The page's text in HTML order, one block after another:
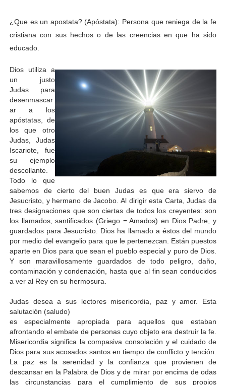
¿Que es un apostata? (Apóstata): Persona que reniega de la fe
cristiana con sus hechos o de las creencias en que ha sido
educado.
Dios utiliza a
un justo
Judas para
desenmascar
ar a los
apóstatas, de
los queotro
Judas, Judas
Iscariote, fue
su ejemplo
descollante.
Todo lo que
sabemos de cierto del buen Judas es que era siervo de
Jesucristo, y hermano de Jacobo. Al dirigir esta Carta, Judas da
tres designaciones que son ciertas de todos los creyentes: son
los llamados, santificados (Griego = Amados) en Dios Padre, y
guardados para Jesucristo. Dios ha llamado a éstos del mundo
por medio del evangelio para que le pertenezcan. Están puestos
aparte en Dios para que sean el pueblo especial y puro de Dios.
Y son maravillosamente guardados de todo peligro, daño,
contaminación y condenación, hasta que al fin sean conducidos
a ver al Rey en su hermosura.
Judas desea a sus lectores misericordia, paz y amor. Esta
salutación (saludo)
es especialmente apropiada para aquellos que estaban
afrontando el embate de personas cuyo objeto era destruir la fe.
Misericordia significa la compasiva consolación y el cuidado de
Dios para sus acosados santos en tiempo de conflicto y tención.
La paz es la serenidad y la confianza que provienen de
descansar en la Palabra de Dios y de mirar por encima de odas
las circunstancias para el cumplimiento de sus propios